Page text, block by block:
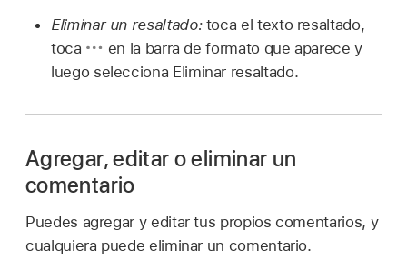
Eliminar un resaltado: toca el texto resaltado,
toca
en la barra de formato que aparece y
luego selecciona Eliminar resaltado.
Agregar, editar o eliminar un
comentario
Puedes agregar y editar tus propios comentarios, y
cualquiera puede eliminar un comentario.